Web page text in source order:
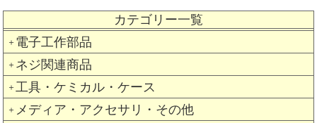
カテゴリー一覧
＋ 電子工作部品
＋ ネジ関連商品
＋ 工具・ケミカル・ケース
＋ メディア・アクセサリ・その他